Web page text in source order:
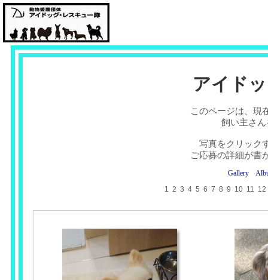
アイド
このページは、現
飼い主さ
写真をクリック
ご応募の詳細が書
Gallery
1 2 3 4 5 6 7 8 9 10 11 12